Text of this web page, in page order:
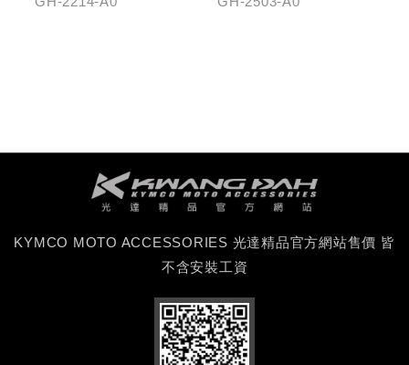
KYMCO MOTO ACCESSORIES 光達精品官方網站售價 皆
不含安裝工資